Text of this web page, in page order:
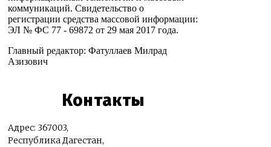
коммуникаций. Свидетельство о
регистрации средства массовой информации:
ЭЛ № ФС 77 - 69872 от 29 мая 2017 года.
Главный редактор: Фатуллаев Милрад
Азизович
Контакты
Адрес: 367003,
Республика Дагестан,